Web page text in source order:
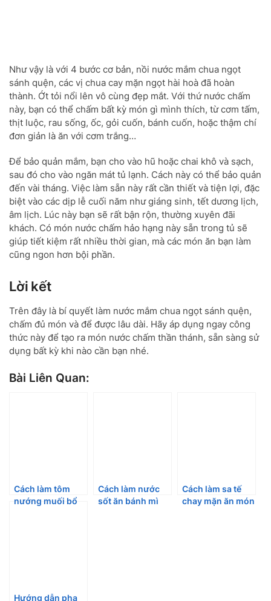
Như vậy là với 4 bước cơ bản, nồi nước mắm chua ngọt
sánh quện, các vị chua cay mặn ngọt hài hoà đã hoàn
thành. Ớt tỏi nổi lên vô cùng đẹp mắt. Với thứ nước chấm
này, bạn có thể chấm bất kỳ món gì mình thích, từ cơm tấm,
thịt luộc, rau sống, ốc, gỏi cuốn, bánh cuốn, hoặc thậm chí
đơn giản là ăn với cơm trắng…
Để bảo quản mắm, bạn cho vào hũ hoặc chai khô và sạch,
sau đó cho vào ngăn mát tủ lạnh. Cách này có thể bảo quản
đến vài tháng. Việc làm sẵn này rất cần thiết và tiện lợi, đặc
biệt vào các dịp lễ cuối năm như giáng sinh, tết dương lịch,
âm lịch. Lúc này bạn sẽ rất bận rộn, thường xuyên đãi
khách. Có món nước chấm hảo hạng này sẵn trong tủ sẽ
giúp tiết kiệm rất nhiều thời gian, mà các món ăn bạn làm
cũng ngon hơn bội phần.
Lời kết
Trên đây là bí quyết làm nước mắm chua ngọt sánh quện,
chấm đủ món và để được lâu dài. Hãy áp dụng ngay công
thức này để tạo ra món nước chấm thần thánh, sẵn sàng sử
dụng bất kỳ khi nào cần bạn nhé.
Bài Liên Quan:
Cách làm tôm
nướng muối bổ
Cách làm nước
sốt ăn bánh mì
Cách làm sa tế
chay mặn ăn món
Hướng dẫn pha